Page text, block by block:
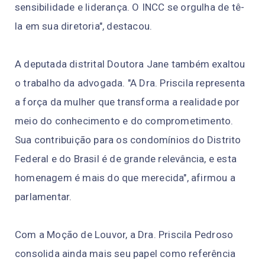
sensibilidade e liderança. O INCC se orgulha de tê-
la em sua diretoria", destacou.
A deputada distrital Doutora Jane também exaltou
o trabalho da advogada. "A Dra. Priscila representa
a força da mulher que transforma a realidade por
meio do conhecimento e do comprometimento.
Sua contribuição para os condomínios do Distrito
Federal e do Brasil é de grande relevância, e esta
homenagem é mais do que merecida", afirmou a
parlamentar.
Com a Moção de Louvor, a Dra. Priscila Pedroso
consolida ainda mais seu papel como referência